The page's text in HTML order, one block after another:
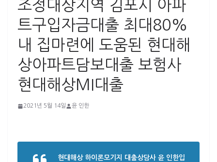
조정대상지역 김포시 아파
트구입자금대출 최대80%
내 집마련에 도움된 현대해
상아파트담보대출 보험사
현대해상MI대출
2021년 5월 14일 윤 인한
현대해상 하이론모기지 대출상담사 윤 인한입